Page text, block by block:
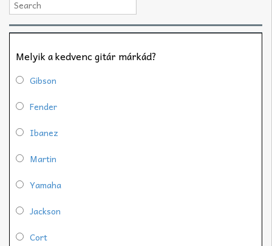
Melyik a kedvenc gitár márkád?
Gibson
Fender
Ibanez
Martin
Yamaha
Jackson
Cort